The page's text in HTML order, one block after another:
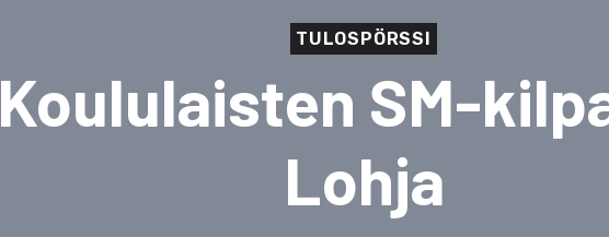
TULOSPÖRSSI
Koululaisten SM-
Lohja